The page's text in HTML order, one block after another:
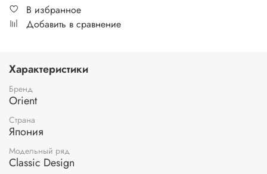
В избранное
Добавить в сравнение
Характеристики
Бренд
Orient
Страна
Япония
Модельный ряд
Classic Design